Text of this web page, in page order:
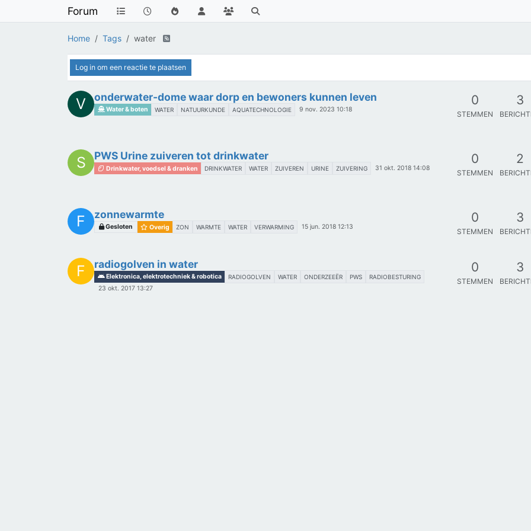
Forum
Home Tags water
Log in om een reactie te plaatsen
V onderwater-dome waar dorp en bewoners kunnen leven
Water & boten WATER NATUURKUNDE AQUATECHNOLOGIE 9 nov. 2023 10:18
0
STEMMEN
3
S PWS Urine zuiveren tot drinkwater
Drinkwater, voedsel & dranken DRINKWATER WATER ZUIVEREN URINE ZUIVERING 31 okt. 2018 14:08
0
STEMMEN
2
F zonnewarmte
Gesloten Overig ZON WARMTE WATER VERWARMING 15 jun. 2018 12:13
0
STEMMEN
3
F radiogolven in water
Elektronica, elektrotechniek & robotica RADIOGOLVEN WATER ONDERZEEËR PWS RADIOBESTURING
23 okt. 2017 13:27
0
STEMMEN
3